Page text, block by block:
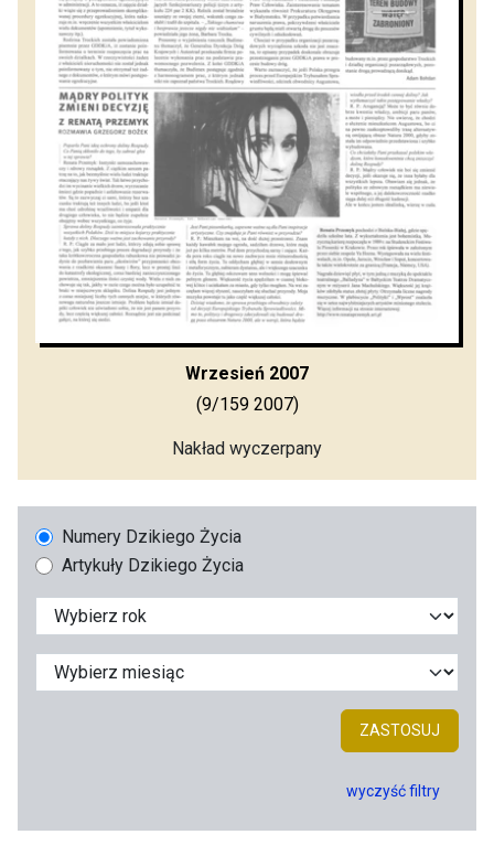
Wrzesień 2007
(9/159 2007)
Nakład wyczerpany
Numery Dzikiego Życia
Artykuły Dzikiego Życia
ZASTOSUJ
wyczyść filtry